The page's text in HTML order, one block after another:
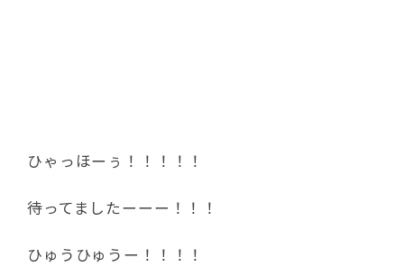
ひゃっほーぅ！！！！！
待ってましたーーー！！！
ひゅうひゅうー！！！！